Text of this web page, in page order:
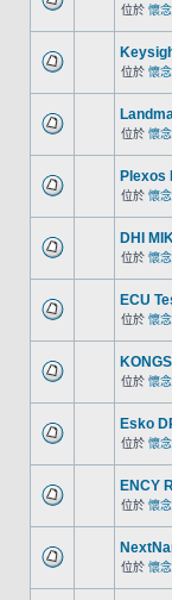
位於 懷
位於 懷
位於 懷
Plexos
位於 懷
DHI
位於 懷
ECU
位於 懷
位於 懷
Esko
位於 懷
ENCY
位於 懷
位於 懷